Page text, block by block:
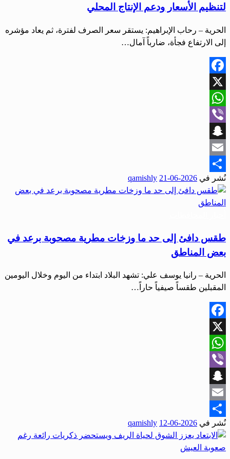
لتنظيم الأسعار ودعم الإنتاج المحلي
الحرية – رحاب الإبراهيم: يستقر سعر الصرف لفترة، ثم يعاد مؤشره
إلى الارتفاع فجأة، ضارباً آمال…
Facebook
X
WhatsApp
Viber
Snapchat
Email
Share
نُشر في 2026-06-21
qamishly
طقس دافئ إلى حد ما وزخات مطرية مصحوبة برعد في
بعض المناطق
الحرية – رانيا يوسف علي: تشهد البلاد ابتداء من اليوم وخلال اليومين
المقبلين طقساً صيفياً حاراً…
Facebook
X
WhatsApp
Viber
Snapchat
Email
Share
نُشر في 2026-06-12
qamishly